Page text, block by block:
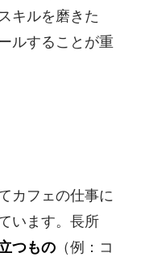
キルを磨きた
ルすることが重
カフェの仕事に
います。長所
つもの（例：コ